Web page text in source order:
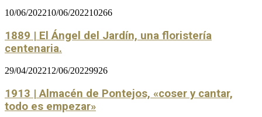
10/06/202210/06/202210266
1889 | El Ángel del Jardín, una floristería
centenaria.
29/04/202212/06/20229926
1913 | Almacén de Pontejos, «coser y cantar,
todo es empezar»